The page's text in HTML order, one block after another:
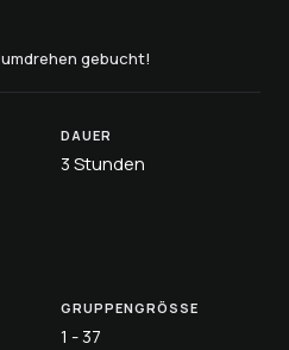
gebucht!
DAUER
3 Stunden
GRUPPENGRÖSSE
1 - 37